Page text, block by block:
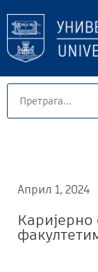
Април 1, 2024
Каријерно